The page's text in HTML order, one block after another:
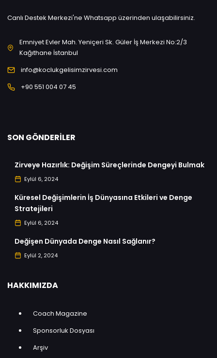
Canlı Destek Merkezi'ne Whatsapp üzerinden ulaşabilirsiniz.
Emniyet Evler Mah. Yeniçeri Sk. Güler İş Merkezi No:2/3
Kağıthane İstanbul
info@koclukgelisimzirvesi.com
+90 551 004 07 45
SON GÖNDERILER
Zirveye Hazırlık: Değişim Süreçlerinde Dengeyi Bulmak
Eylül 6, 2024
Küresel Değişimlerin İş Dünyasına Etkileri ve Denge
Stratejileri
Eylül 6, 2024
Değişen Dünyada Denge Nasıl Sağlanır?
Eylül 2, 2024
HAKKIMIZDA
Coach Magazine
Sponsorluk Dosyası
Arşiv